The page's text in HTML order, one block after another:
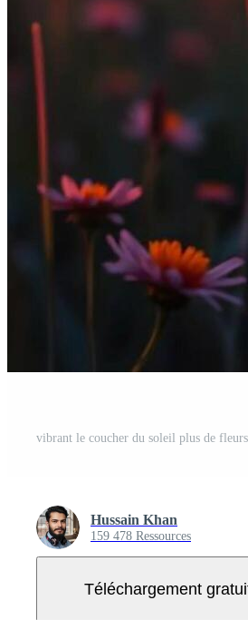
Hussain Khan
159 478 Ressources
Téléchargement